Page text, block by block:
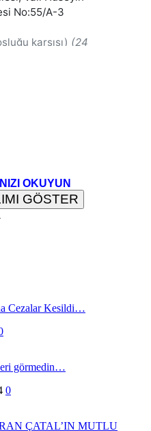
OKUYUN
.
Cezalar Kesildi…
görmedin…
0
ÇATAL’IN MUTLU